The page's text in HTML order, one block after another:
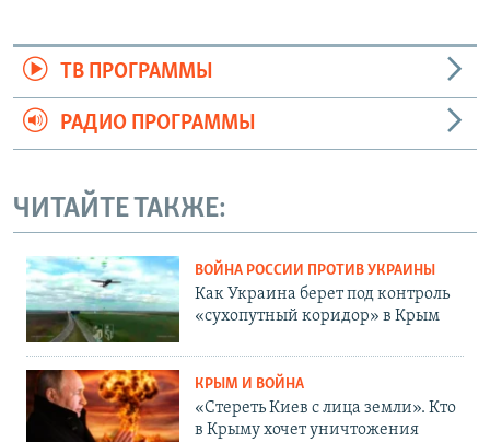
ТВ ПРОГРАММЫ
РАДИО ПРОГРАММЫ
ЧИТАЙТЕ ТАКЖЕ:
ВОЙНА РОССИИ ПРОТИВ УКРАИНЫ
Как Украина берет под контроль
«сухопутный коридор» в Крым
КРЫМ И ВОЙНА
«Стереть Киев с лица земли». Кто
в Крыму хочет уничтожения